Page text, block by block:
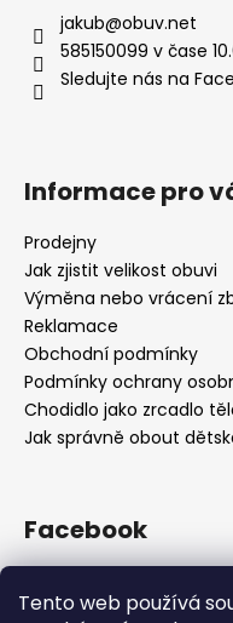
Tento web používá
jakub@obuv.net
585150099 v čase
Sledujte nás na
Informace pro
Prodejny
Jak zjistit velikost obuvi
Výměna nebo vrácení
Reklamace
Obchodní podmínky
Podmínky ochrany
Chodidlo jako zrcadlo
Jak správně obout
Facebook